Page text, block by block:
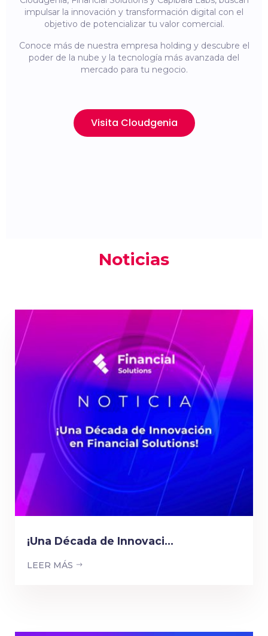
impulsar la innovación y transformación digital con el
objetivo de potencializar tu valor comercial.
Conoce más de nuestra empresa holding y descubre el
poder de la nube y la tecnología más avanzada del
mercado para tu negocio.
Visita Cloudgenia
Noticias
¡Una Década de Innovaci...
LEER MÁS